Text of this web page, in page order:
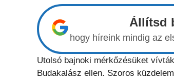
Állítsd
hogy híreink mindig az
Utolsó bajnoki mérkőzésüket
Budakalász ellen. Szoros